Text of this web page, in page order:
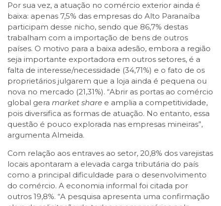
Por sua vez, a atuação no comércio exterior ainda é
baixa: apenas 7,5% das empresas do Alto Paranaíba
participam desse nicho, sendo que 86,7% destas
trabalham com a importação de bens de outros
países. O motivo para a baixa adesão, embora a região
seja importante exportadora em outros setores, é a
falta de interesse/necessidade (34,71%) e o fato de os
proprietários julgarem que a loja ainda é pequena ou
nova no mercado (21,31%). “Abrir as portas ao comércio
global gera market share e amplia a competitividade,
pois diversifica as formas de atuação. No entanto, essa
questão é pouco explorada nas empresas mineiras”,
argumenta Almeida.
Com relação aos entraves ao setor, 20,8% dos varejistas
locais apontaram a elevada carga tributária do país
como a principal dificuldade para o desenvolvimento
do comércio. A economia informal foi citada por
outros 19,8%. “A pesquisa apresenta uma confirmação